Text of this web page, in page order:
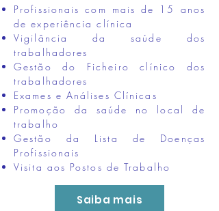
Profissionais com mais de 15 anos
de experiência clínica
Vigilância da saúde dos
trabalhadores
Gestão do Ficheiro clínico dos
trabalhadores
Exames e Análises Clínicas
Promoção da saúde no local de
trabalho
Gestão da Lista de Doenças
Profissionais
Visita aos Postos de Trabalho
Saiba mais